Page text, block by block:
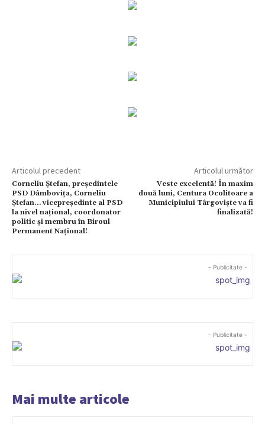
Articolul precedent
Corneliu Ștefan, președintele
PSD Dâmbovița, Corneliu
Ștefan… vicepreședinte al PSD
la nivel național, coordonator
politic și membru în Biroul
Permanent Național!
Articolul următor
Veste excelentă! În maxim
două luni, Centura Ocolitoare a
Municipiului Târgoviște va fi
finalizată!
- Publicitate -
- Publicitate -
Mai multe articole